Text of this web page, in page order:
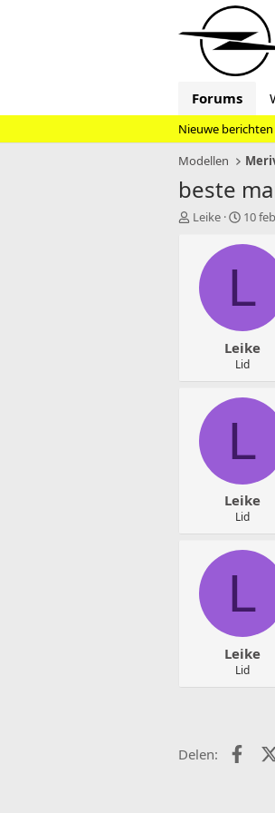
Forums
Nieuwe berichten
Modellen
beste
T
e
Leike
S
a
d
t
u
m
10
L
Leike
Lid
L
Leike
Lid
L
Leike
Lid
Delen: